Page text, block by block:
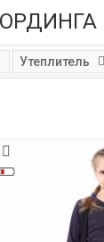
Утеплитель